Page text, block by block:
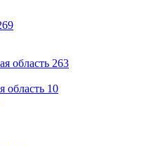
область 263
область 10